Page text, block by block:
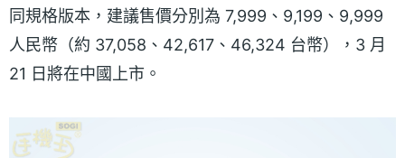
同規格版本，建議售價分別為 7,999、9,199、9,999
人民幣（約 37,058、42,617、46,324 台幣），3 月
21 日將在中國上市。